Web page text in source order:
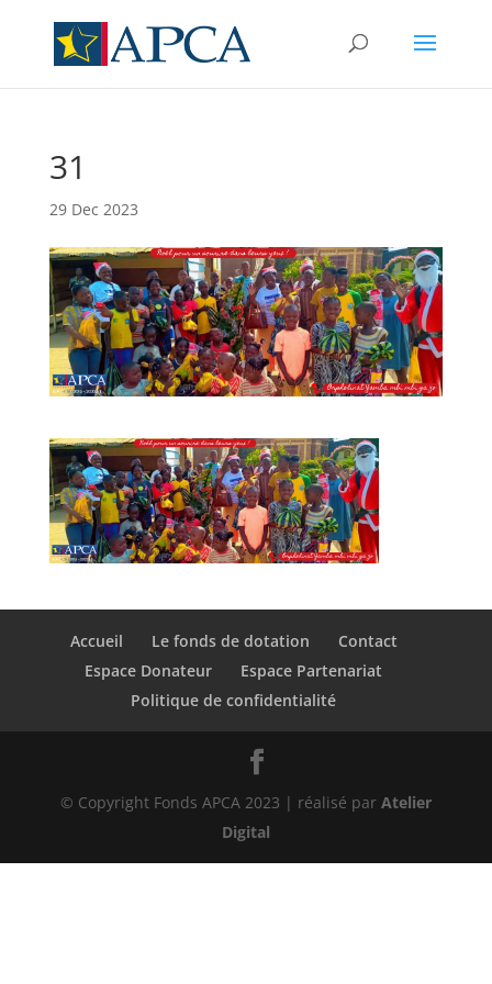
31
29 Dec 2023
Accueil Le fonds de dotation
Contact
Espace Donateur
Espace Partenariat
Politique de confidentialité
© Copyright Fonds APCA 2023 | réalisé par Atelier
Digital